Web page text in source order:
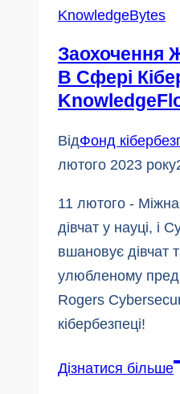
KnowledgeBytes
Заохочення
В Сфері
ВідФонд
лютого 2023 року
11 лютого -
дівчат у науці, і
вшановує дівчат
улюбленому
Rogers
кібербезпеці!
Дізнатися більше